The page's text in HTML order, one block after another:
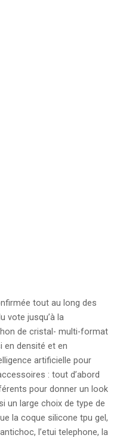
tout au long des
vote jusqu’à la
de cristal- multi-format
en densité et en
artificielle pour
: tout d’abord
pour donner un look
un large choix de type de
la coque silicone tpu gel,
l’etui telephone, la